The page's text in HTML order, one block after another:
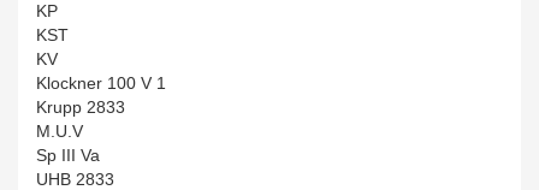
KP
KST
KV
Klockner 100 V 1
Krupp 2833
M.U.V
Sp III Va
UHB 2833